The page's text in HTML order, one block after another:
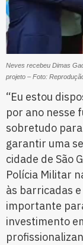
Neves recebeu Dimas
projeto – Foto:
“Eu estou
por ano nesse
sobretudo
garantir uma
cidade de São
Polícia Militar
às barricadas
importante
investimento